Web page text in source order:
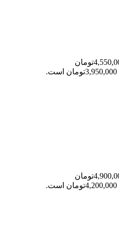
قیمت اصلی 4,550,000تومان
قیمت اصلی 4,900,000تومان